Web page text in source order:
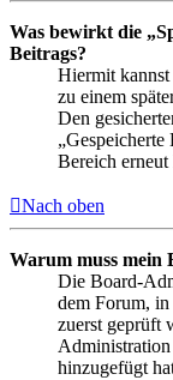
Was bewirkt die
Beitrags?
Hiermit kannst
zu einem
Den
Bereich erneut
Nach oben
Warum muss mein
Die Board-
dem Forum,
zuerst geprüft
hinzugefügt